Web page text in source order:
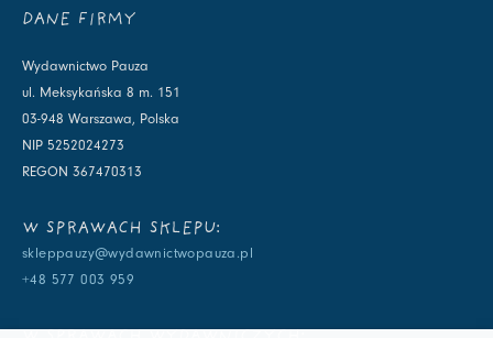
DANE FIRMY
Wydawnictwo Pauza
ul. Meksykańska 8 m. 151
03-948 Warszawa, Polska
NIP 5252024273
REGON 367470313
W SPRAWACH SKLEPU:
skleppauzy@wydawnictwopauza.pl
+48 577 003 959